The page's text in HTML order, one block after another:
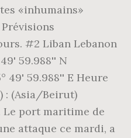
«inhumains»
#2 Liban Lebanon
59.988'' N
49' 59.988'' E Heure
: (Asia/Beirut)
port maritime de
attaque ce mardi, a